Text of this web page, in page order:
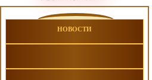
НОВОСТИ